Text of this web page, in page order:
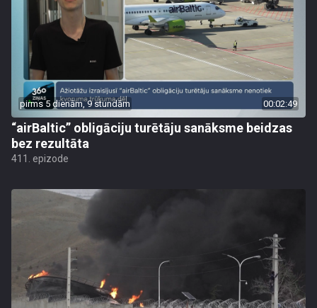
pirms 5 dienām, 9 stundām 00:02:49
“airBaltic” obligāciju turētāju sanāksme beidzas
bez rezultāta
411. epizode